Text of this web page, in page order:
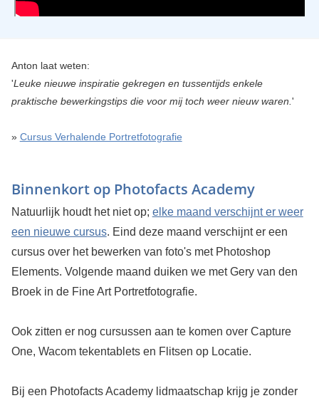
Anton laat weten:
'Leuke nieuwe inspiratie gekregen en tussentijds enkele
praktische bewerkingstips die voor mij toch weer nieuw waren. '
» Cursus Verhalende Portretfotografie
Binnenkort op Photofacts Academy
Natuurlijk houdt het niet op; elke maand verschijnt er weer
een nieuwe cursus. Eind deze maand verschijnt er een
cursus over het bewerken van foto's met Photoshop
Elements. Volgende maand duiken we met Gery van den
Broek in de Fine Art Portretfotografie.
Ook zitten er nog cursussen aan te komen over Capture
One, Wacom tekentablets en Flitsen op Locatie.
Bij een Photofacts Academy lidmaatschap krijg je zonder